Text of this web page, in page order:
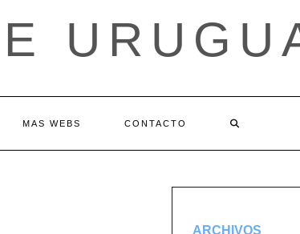
MAS WEBS CONTACTO
ARCHIVOS